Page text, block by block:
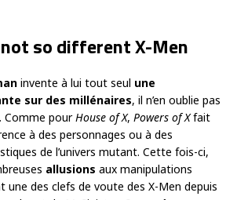
so different X-Men
invente à lui tout seul une
sur des millénaires, il n’en oublie pas
Comme pourHouse of X, Powers of Xfait
à des personnages ou à des
de l’univers mutant. Cette fois-ci,
allusions aux manipulations
une des clefs de voute des X-Men depuis